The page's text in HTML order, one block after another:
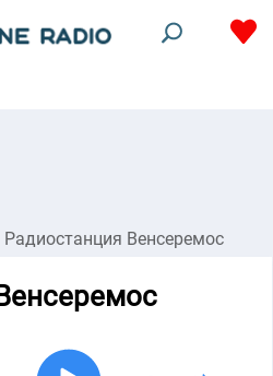
Радиостанция Венсеремос